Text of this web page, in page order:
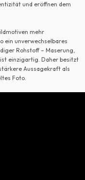
und eröffnen dem
mehr
ein unverwechselbares
Rohstoff – Maserung,
ist einzigartig. Daher besitzt
Aussagekraft als
Foto.